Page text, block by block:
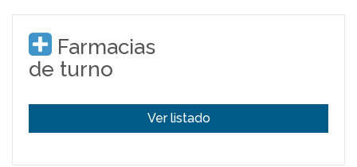
Farmacias
de turno
Ver listado